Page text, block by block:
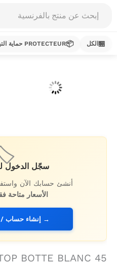
تخطي
سجّل الدخول
أنشئ حسابك الآن
الأسعار متاحة
→ إنشاء حساب /
BOTTE BLANC 45
search
🏪الكل 📦PROTECTEUR حماية التيار